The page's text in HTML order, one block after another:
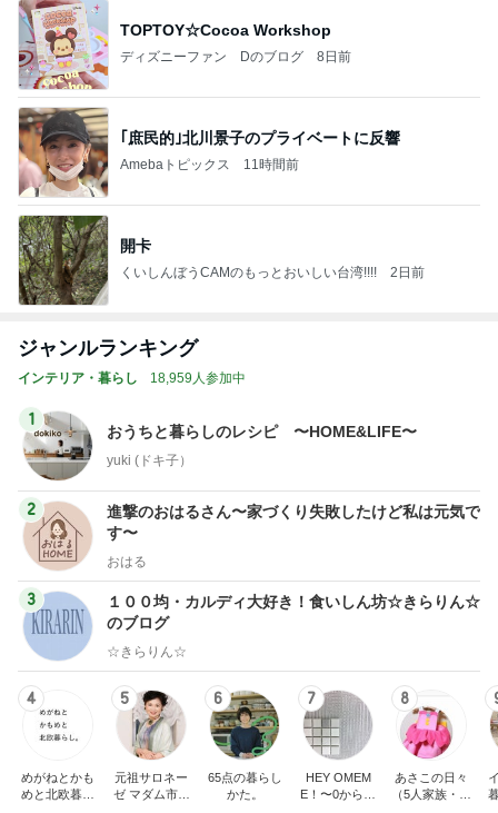
TOPTOY☆Cocoa Workshop
ディズニーファン Dのブログ 8日前
｢庶民的｣北川景子のプライベートに反響
Amebaトピックス 11時間前
開卡
くいしんぼうCAMのもっとおいしい台湾!!!! 2日前
ジャンルランキング
インテリア・暮らし 18,959人参加中
1
おうちと暮らしのレシピ 〜HOME&LIFE〜
yuki (ドキ子）
2
進撃のおはるさん〜家づくり失敗したけど私は元気で
す〜
おはる
3
１００均・カルディ大好き！食いしん坊☆きらりん☆
のブログ
☆きらりん☆
4
めがねとかも
めと北欧暮ら
5
元祖サロネー
ゼ マダム市川
6
65点の暮らし
かた。
7
HEY OMEM
E！〜0からの
8
あさこの日々
（5人家族・投